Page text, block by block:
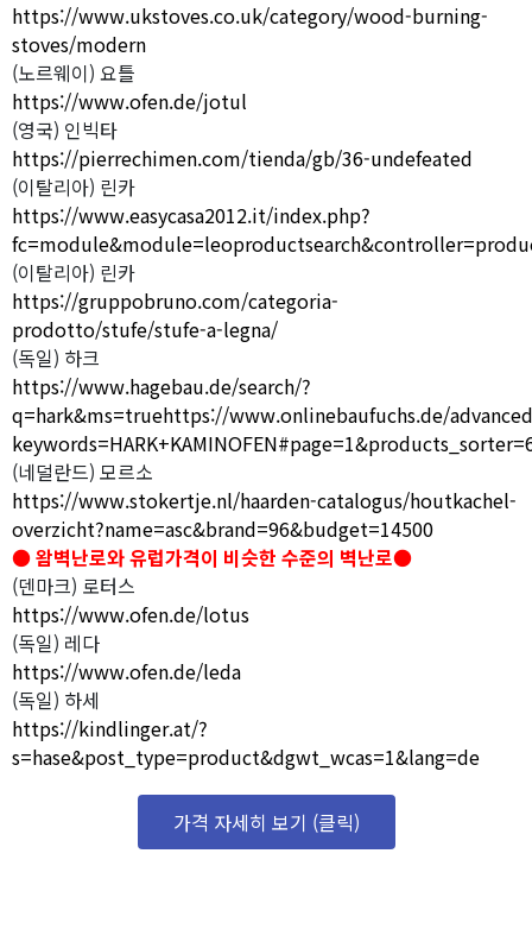
https://www.ukstoves.co.uk/category/wood-burning-
stoves/modern
(노르웨이) 요틀
https://www.ofen.de/jotul
(영국) 인빅타
https://pierrechimen.com/tienda/gb/36-undefeated
(이탈리아) 린카
https://www.easycasa2012.it/index.php?
(이탈리아) 린카
https://gruppobruno.com/categoria-
prodotto/stufe/stufe-a-legna/
(독일) 하크
https://www.hagebau.de/search/?
q=hark&ms=truehttps://www.onlinebaufuchs.de/
(네덜란드) 모르소
https://www.stokertje.nl/haarden-catalogus/houtkachel-
overzicht?name=asc&brand=96&budget=14500
● 왐벽난로와 유럽가격이 비슷한 수준의 벽난로●
(덴마크) 로터스
https://www.ofen.de/lotus
(독일) 레다
https://www.ofen.de/leda
(독일) 하세
https://kindlinger.at/?
s=hase&post_type=product&dgwt_wcas=1&lang=de
가격 자세히 보기 (클릭)